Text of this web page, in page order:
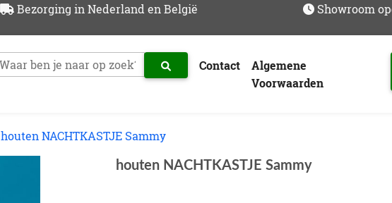
Bezorging in Nederland en België Showroom
Contact
Algemene
Voorwaarden
houten NACHTKASTJE Sammy
houten NACHTKASTJE Sammy